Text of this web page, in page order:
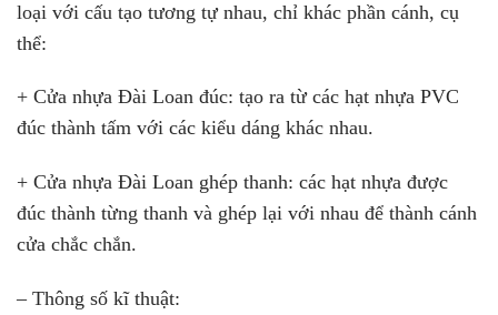
loại với cấu tạo tương tự nhau, chỉ khác phần cánh, cụ
thể:
+ Cửa nhựa Đài Loan đúc: tạo ra từ các hạt nhựa PVC
đúc thành tấm với các kiểu dáng khác nhau.
+ Cửa nhựa Đài Loan ghép thanh: các hạt nhựa được
đúc thành từng thanh và ghép lại với nhau để thành cánh
cửa chắc chắn.
– Thông số kĩ thuật: